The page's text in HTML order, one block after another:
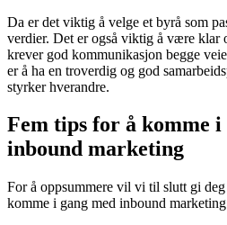
Da er det viktig å velge et byrå som
verdier. Det er også viktig å være klar
krever god kommunikasjon begge
er å ha en troverdig og god
styrker hverandre.
Fem tips for å komme i
inbound marketing
For å oppsummere vil vi til slutt gi
komme i gang med inbound